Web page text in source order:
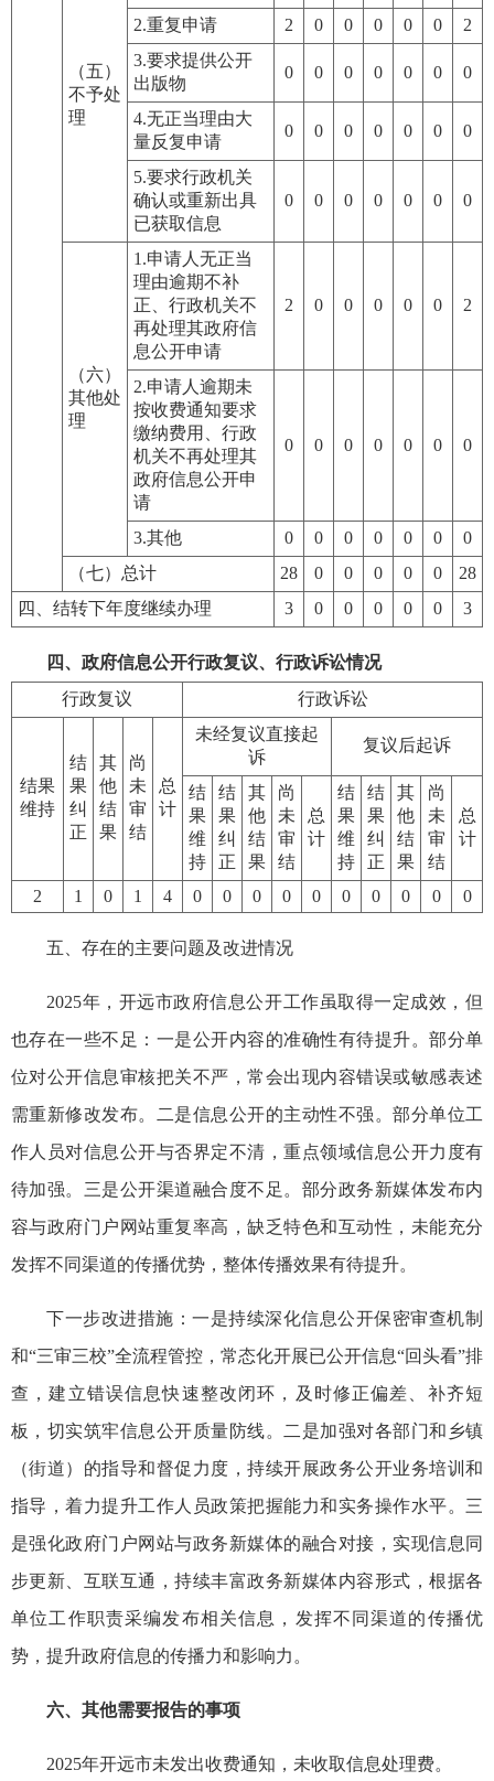
（五）
不予处
理
2.重复申请 2 0 0 0 0 0
2
3.要求提供公开
出版物
0 0 0 0 0 0 0
4.无正当理由大
量反复申请
0 0 0 0 0 0 0
5.要求行政机关
确认或重新出具
已获取信息
0 0 0 0 0 0 0
（六）
其他处
理
1.申请人无正当
理由逾期不补
正、行政机关不
再处理其政府信
息公开申请
2 0 0 0 0 0 2
2.申请人逾期未
按收费通知要求
缴纳费用、行政
机关不再处理其
政府信息公开申
请
0 0 0 0 0 0 0
3.其他 0 0 0 0 0 0
0
（七）总计
28 0 0 0 0 0
28
四、结转下年度继续办理
3 0 0 0 0 0 3
四、政府信息公开行政复议、行政诉讼情况
行政复议
行政诉讼
结果
维持
结
果
纠
正
其
他
结
果
尚
未
审
结
总
计
未经复议直接起
诉
复议后起诉
结
果
维
持
结
果
纠
正
其
他
结
果
尚
未
审
结
总
计
结
果
维
持
结
果
纠
正
其
他
结
果
尚
未
审
结
总
计
2 1 0 1 4 0 0 0 0 0 0 0 0 0 0
五、存在的主要问题及改进情况
2025年，开远市政府信息公开工作虽取得一定成效，但
也存在一些不足：一是公开内容的准确性有待提升。部分单
位对公开信息审核把关不严，常会出现内容错误或敏感表述
需重新修改发布。二是信息公开的主动性不强。部分单位工
作人员对信息公开与否界定不清，重点领域信息公开力度有
待加强。三是公开渠道融合度不足。部分政务新媒体发布内
容与政府门户网站重复率高，缺乏特色和互动性，未能充分
发挥不同渠道的传播优势，整体传播效果有待提升。
下一步改进措施：一是持续深化信息公开保密审查机制
和“三审三校”全流程管控，常态化开展已公开信息“回头看”排
查，建立错误信息快速整改闭环，及时修正偏差、补齐短
板，切实筑牢信息公开质量防线。二是加强对各部门和乡镇
（街道）的指导和督促力度，持续开展政务公开业务培训和
指导，着力提升工作人员政策把握能力和实务操作水平。三
是强化政府门户网站与政务新媒体的融合对接，实现信息同
步更新、互联互通，持续丰富政务新媒体内容形式，根据各
单位工作职责采编发布相关信息，发挥不同渠道的传播优
势，提升政府信息的传播力和影响力。
六、其他需要报告的事项
2025年开远市未发出收费通知，未收取信息处理费。